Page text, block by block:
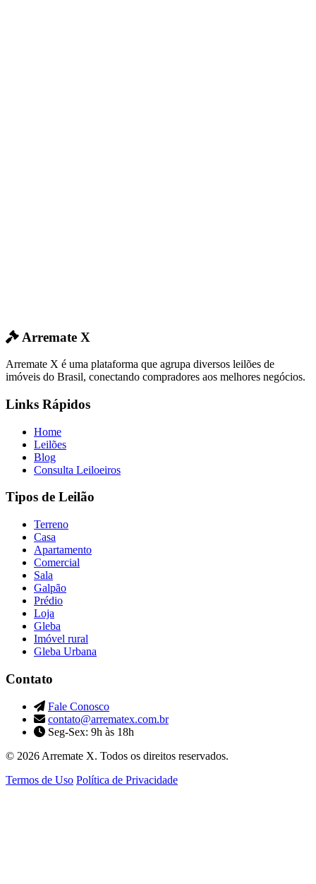
Arremate X
Arremate X é uma plataforma que agrupa diversos leilões de
imóveis do Brasil, conectando compradores aos melhores negócios.
Links Rápidos
Home
Leilões
Blog
Consulta Leiloeiros
Tipos de Leilão
Terreno
Casa
Apartamento
Comercial
Sala
Galpão
Prédio
Loja
Gleba
Imóvel rural
Gleba Urbana
Contato
Fale Conosco
contato@arrematex.com.br
Seg-Sex: 9h às 18h
© 2026 Arremate X. Todos os direitos reservados.
Termos de Uso Política de Privacidade